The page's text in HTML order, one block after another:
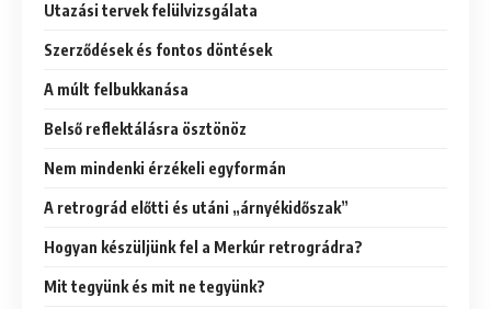
Utazási tervek felülvizsgálata
Szerződések és fontos döntések
A múlt felbukkanása
Belső reflektálásra ösztönöz
Nem mindenki érzékeli egyformán
A retrográd előtti és utáni „árnyékidőszak”
Hogyan készüljünk fel a Merkúr retrográdra?
Mit tegyünk és mit ne tegyünk?